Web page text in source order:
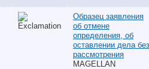
Образец заявления
об отмене
определения, об
оставлении дела без
рассмотрения
MAGELLAN